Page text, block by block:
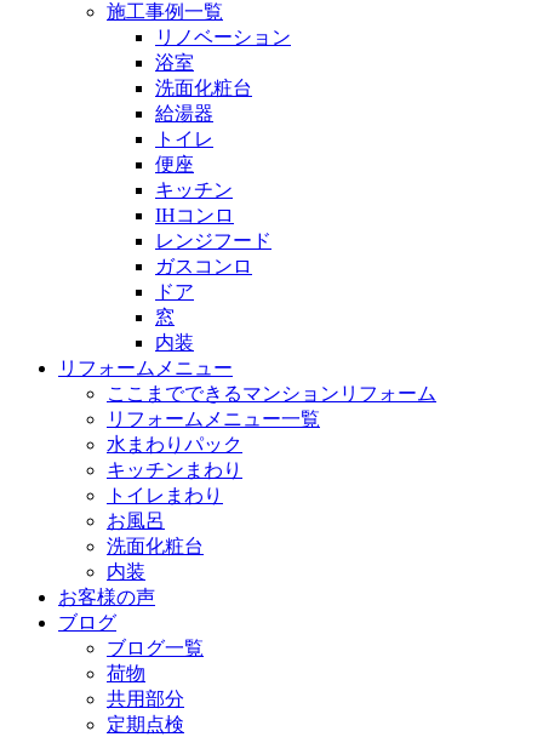
施工事例一覧
リノベーション
浴室
洗面化粧台
給湯器
トイレ
便座
キッチン
IHコンロ
レンジフード
ガスコンロ
ドア
窓
内装
リフォームメニュー
ここまでできるマンションリフォーム
リフォームメニュー一覧
水まわりパック
キッチンまわり
トイレまわり
お風呂
洗面化粧台
内装
お客様の声
ブログ
ブログ一覧
荷物
共用部分
定期点検